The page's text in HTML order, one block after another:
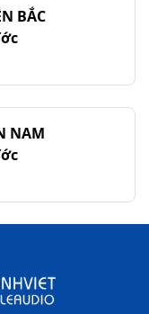
BẮC
NAM